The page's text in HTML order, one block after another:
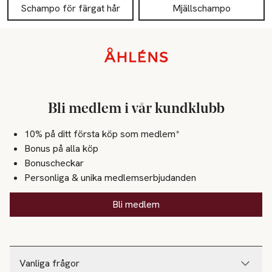
Schampo för färgat hår Mjällschampo
Vanliga frågor
Bli medlem i vår kundklubb
10% på ditt första köp som medlem*
Bonus på alla köp
Bonuscheckar
Personliga & unika medlemserbjudanden
Bli medlem